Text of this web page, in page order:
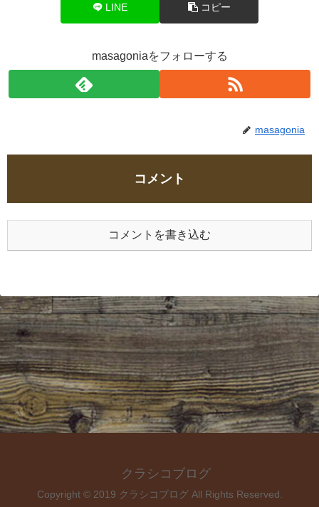
LINE コピー
masagoniaをフォローする
masagonia
コメント
コメントを書き込む
クラシコブログ
Copyright © 2019 クラシコブログ All Rights Reserved.